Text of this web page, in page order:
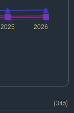
2026
2025
(345)